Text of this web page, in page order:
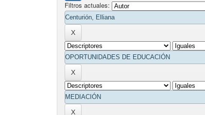
Filtros actuales: